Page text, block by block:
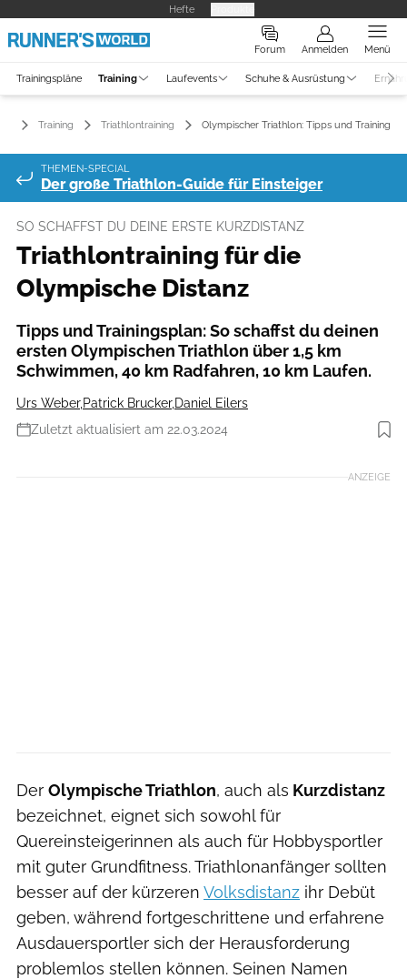
Hefte
Forum Anmelden Menü
Trainingspläne Training Laufevents Schuhe & Ausrüstung
Training Triathlontraining Olympischer Triathlon: Tipps und Training
THEMEN-SPECIAL
Der große Triathlon-Guide für Einsteiger
SO SCHAFFST DU DEINE ERSTE KURZDISTANZ
Triathlontraining für die
Olympische Distanz
Tipps und Trainingsplan: So schaffst du deinen
ersten Olympischen Triathlon über 1,5 km
Schwimmen, 40 km Radfahren, 10 km Laufen.
Urs Weber,Patrick Brucker,Daniel Eilers
Zuletzt aktualisiert am 22.03.2024
Foto: Triathlon-Trainingsplan: Olympische Distanz schaffen
ANZEIGE
Der Olympische Triathlon, auch als Kurzdistanz
bezeichnet, eignet sich sowohl für
Quereinsteigerinnen als auch für Hobbysportler
mit guter Grundfitness. Triathlonanfänger sollten
besser auf der kürzeren Volksdistanz ihr Debüt
geben, während fortgeschrittene und erfahrene
Ausdauersportler sich der Herausforderung
problemlos stellen können. Seinen Namen